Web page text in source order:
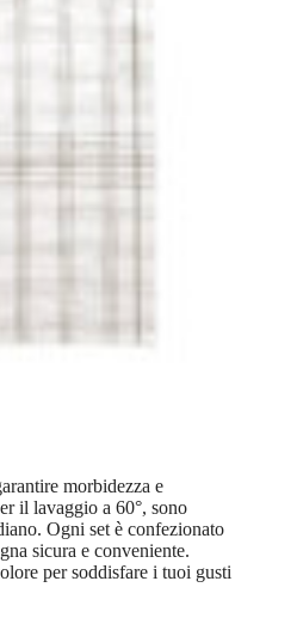
morbidezza e
il lavaggio a 60°, sono
Ogni set è confezionato
sicura e conveniente.
per soddisfare i tuoi gusti